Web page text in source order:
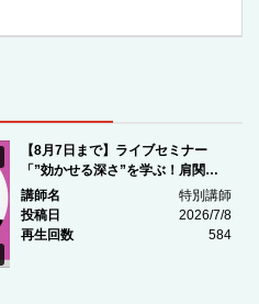
【8月7日まで】ライブセミナー
「”効かせる深さ”を学ぶ！肩関節
の深層筋アプローチ」
講師名
特別講師
投稿日
2026/7/8
再生回数
584